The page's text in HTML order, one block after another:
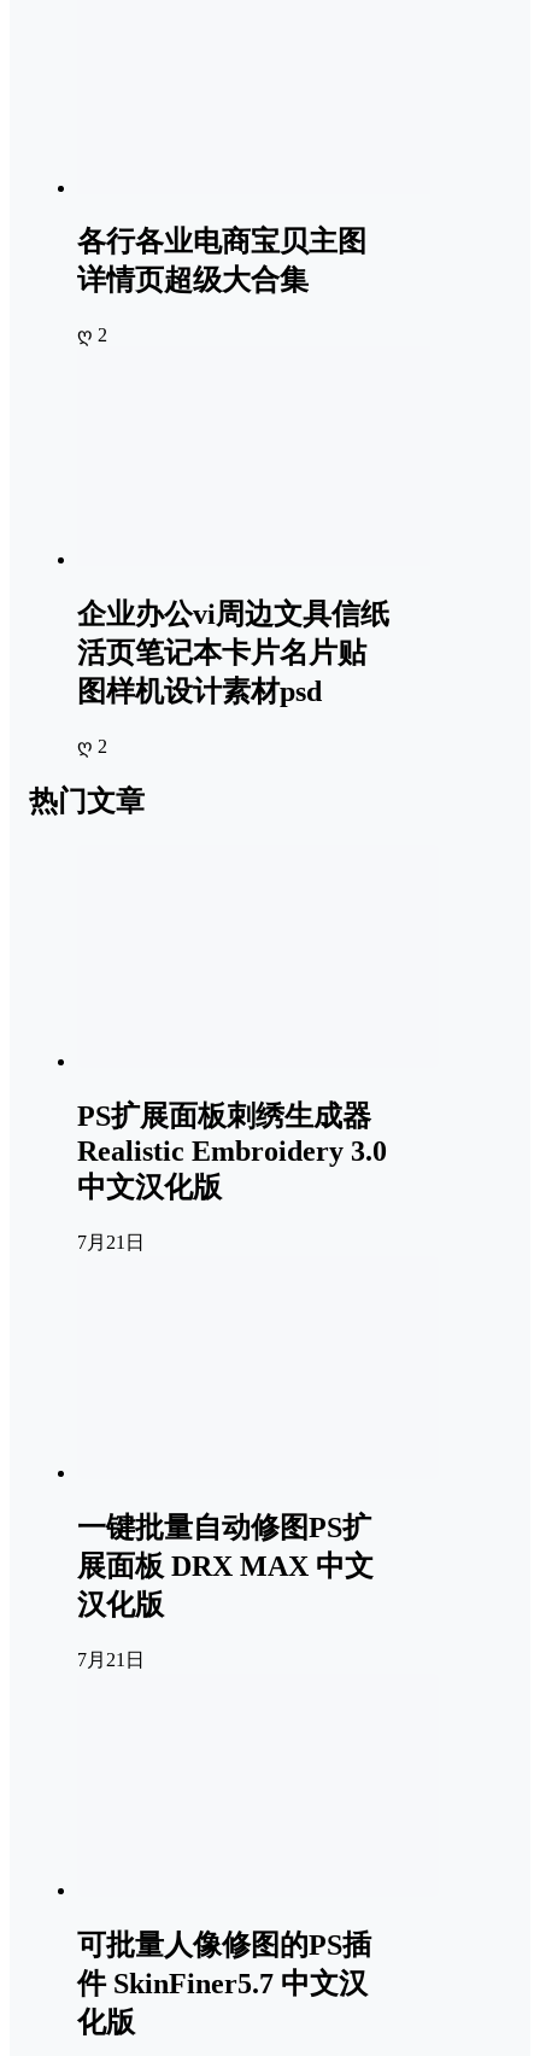
各行各业电商宝贝主图
详情页超级大合集
ღ 2
企业办公vi周边文具信纸
活页笔记本卡片名片贴
图样机设计素材psd
ღ 2
热门文章
PS扩展面板刺绣生成器
Realistic Embroidery 3.0
中文汉化版
7月21日
一键批量自动修图PS扩
展面板 DRX MAX 中文
汉化版
7月21日
可批量人像修图的PS插
件 SkinFiner5.7 中文汉
化版